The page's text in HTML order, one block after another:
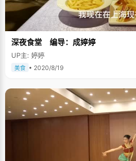
深夜食堂 编导：成婷婷
UP主: 婷婷
美食 • 2020/8/19